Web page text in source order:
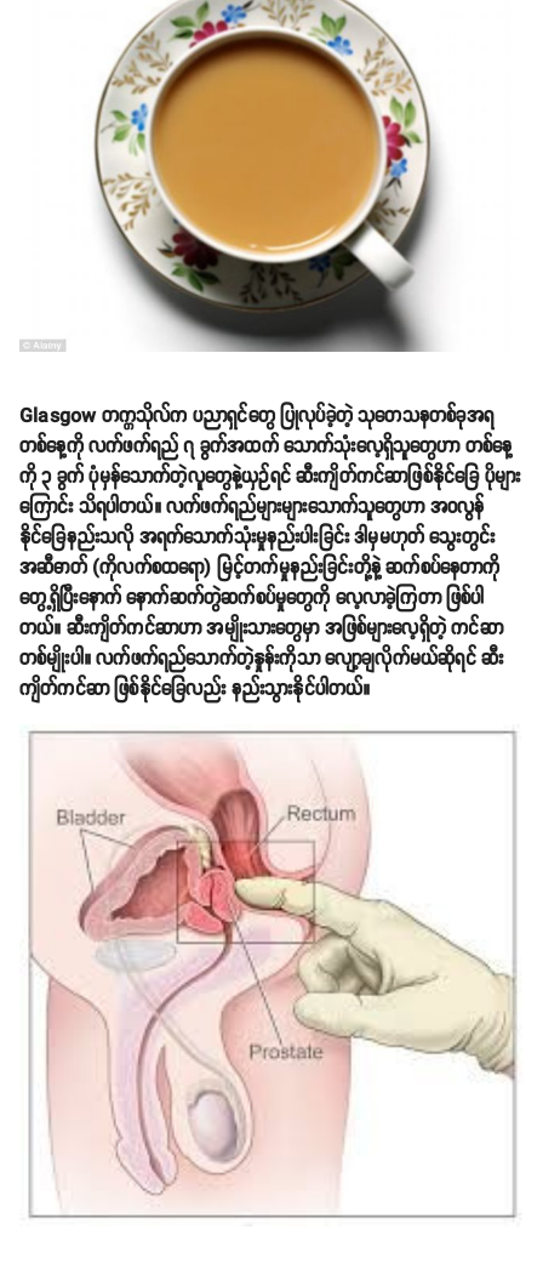
Glasgow တက္ကသိုလ်က ပညာရှင်တွေ ပြုလုပ်ခဲ့တဲ့ သုတေသနတစ်ခုအရ
တစ်နေ့ကို လက်ဖက်ရည် ၇ ခွက်အထက် သောက်သုံးလေ့ရှိသူတွေဟာ တစ်နေ့
ကို ၃ ခွက် ပုံမှန်သောက်တဲ့လူတွေနဲ့ယှဉ်ရင် ဆီးကျိတ်ကင်ဆာဖြစ်နိုင်ခြေ ပိုများ
ကြောင်း သိရပါတယ်။ လက်ဖက်ရည်များများသောက်သူတွေဟာ အဝလွန်
နိုင်ခြေနည်းသလို အရက်သောက်သုံးမှုနည်းပါးခြင်း ဒါမှမဟုတ် သွေးတွင်း
အဆီဓာတ် (ကိုလက်စထရော) မြင့်တက်မှုနည်းခြင်းတို့နဲ့ ဆက်စပ်နေတာကို
တွေ့ရှိပြီးနောက် နောက်ဆက်တွဲဆက်စပ်မှုတွေကို လေ့လာခဲ့ကြတာ ဖြစ်ပါ
တယ်။ ဆီးကျိတ်ကင်ဆာဟာ အမျိုးသားတွေမှာ အဖြစ်များလေ့ရှိတဲ့ ကင်ဆာ
တစ်မျိုးပါ။ လက်ဖက်ရည်သောက်တဲ့နှုန်းကိုသာ လျော့ချလိုက်မယ်ဆိုရင် ဆီး
ကျိတ်ကင်ဆာ ဖြစ်နိုင်ခြေလည်း နည်းသွားနိုင်ပါတယ်။